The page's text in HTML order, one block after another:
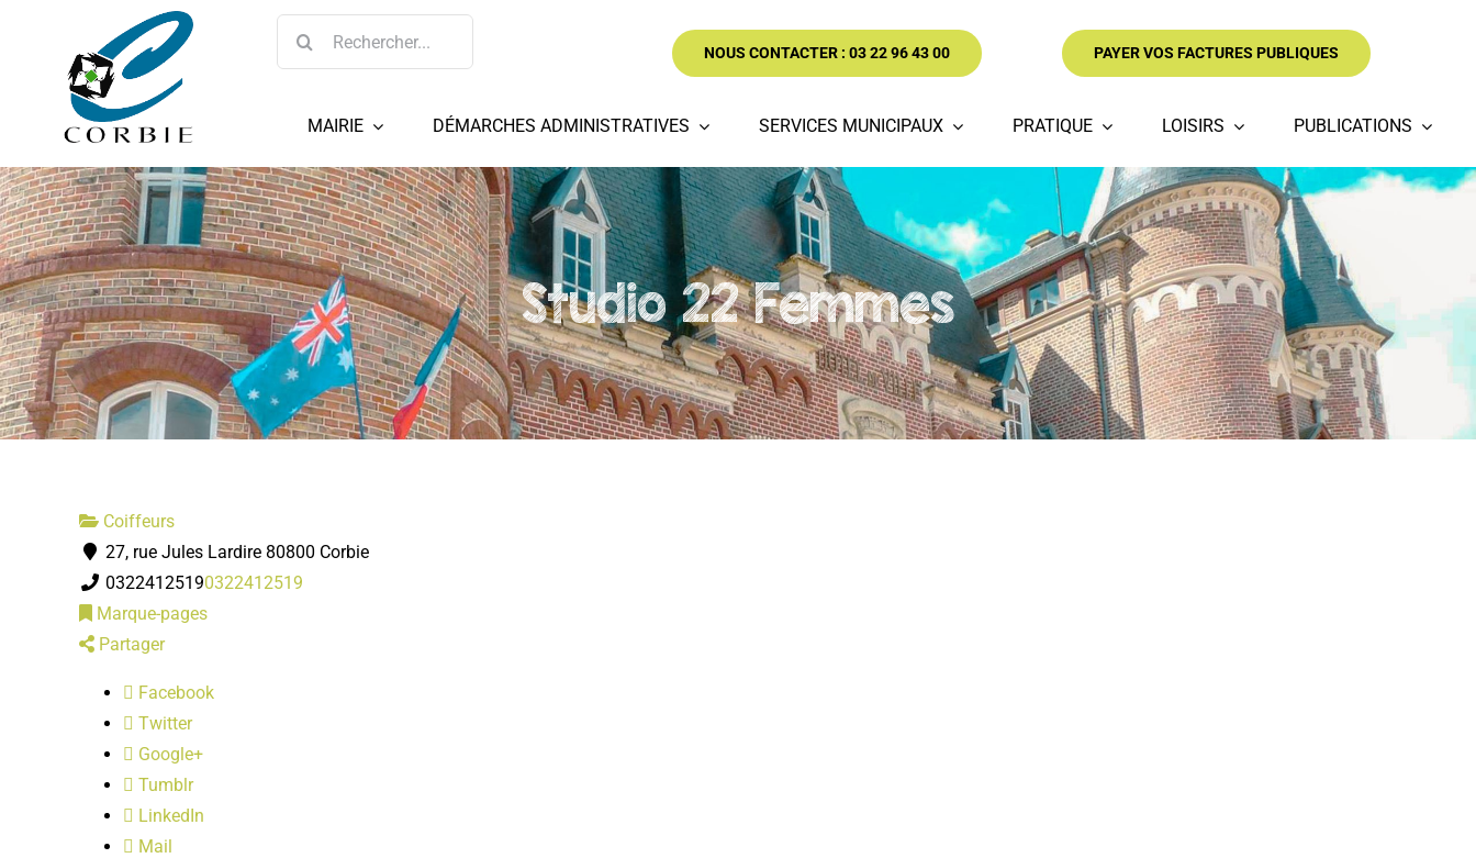
Rechercher:
NOUS CONTACTER : 03 22 96 43 00 PAYER VOS FACTURES PUBLIQUES
MAIRIE DÉMARCHES ADMINISTRATIVES SERVICES MUNICIPAUX PRATIQUE LOISIRS PUBLICATIONS
Studio 22 Femmes
Coiffeurs
27, rue Jules Lardire 80800 Corbie
03224125190322412519
Marque-pages
Partager
Facebook
Twitter
Google+
Tumblr
LinkedIn
Mail